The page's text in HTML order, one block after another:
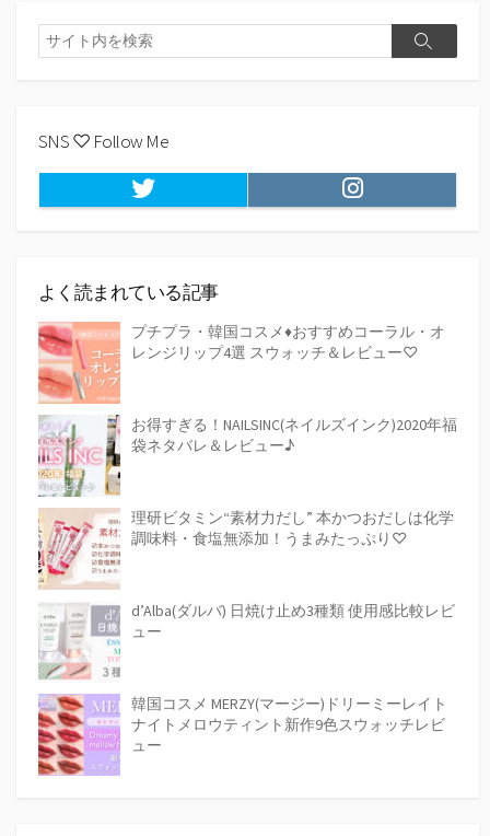
検
索
検
SNS ♡ Follow Me
Twitter Instagram
よく読まれている記事
プチプラ・韓国コスメ♦おすすめコーラル・オ
レンジリップ4選 スウォッチ＆レビュー♡
お得すぎる！NAILSINC(ネイルズインク)2020年福
袋ネタバレ＆レビュー♪
理研ビタミン“素材力だし” 本かつおだしは化学
調味料・食塩無添加！うまみたっぷり♡
d’Alba(ダルバ) 日焼け止め3種類 使用感比較レビ
ュー
韓国コスメ MERZY(マージー)ドリーミーレイト
ナイトメロウティント新作9色スウォッチレビ
ュー